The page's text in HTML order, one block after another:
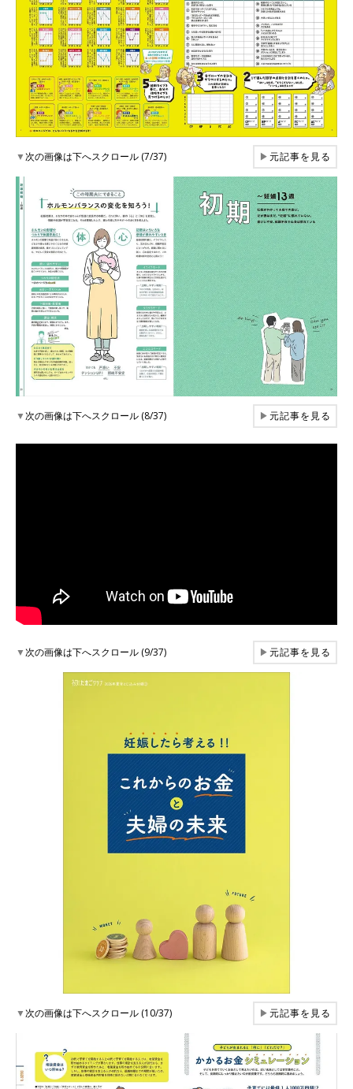
▼次の画像は下へスクロール (7/37) ▶元記事を見る
▼次の画像は下へスクロール (8/37) ▶元記事を見る
▼次の画像は下へスクロール (9/37) ▶元記事を見る
▼次の画像は下へスクロール (10/37) ▶元記事を見る